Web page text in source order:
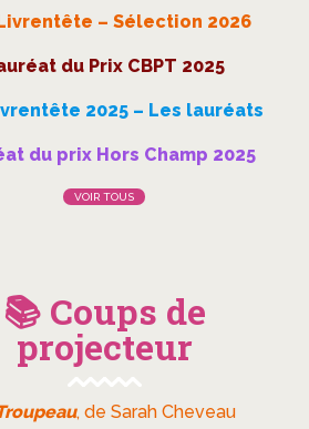
– Sélection 2026
du Prix CBPT 2025
2025 – Les lauréats
du prix Hors Champ 2025
VOIR TOUS
📚 Coups de
projecteur
, de Sarah Cheveau